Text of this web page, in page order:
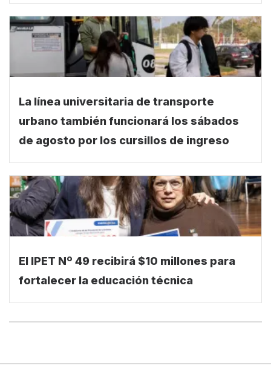
La línea universitaria de transporte
urbano también funcionará los sábados
de agosto por los cursillos de ingreso
El IPET Nº 49 recibirá $10 millones para
fortalecer la educación técnica